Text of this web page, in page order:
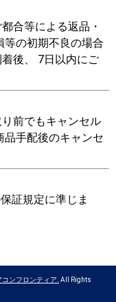
合等による返品・
等の初期不良の場合
後、 7日以内にご
前でもキャンセル
品手配後のキャンセ
証規定に準じま
ンフロンティア. All Rights